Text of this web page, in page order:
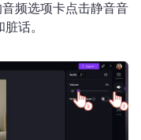
频选项卡点击静音音
话。